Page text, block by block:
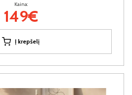
Kaina:
149€
Į krepšelį